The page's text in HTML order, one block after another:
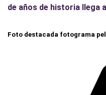
de años de historia llega
Foto destacada fotograma